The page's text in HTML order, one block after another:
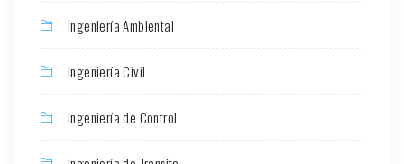
Ingeniería Ambiental
Ingeniería Civil
Ingeniería de Control